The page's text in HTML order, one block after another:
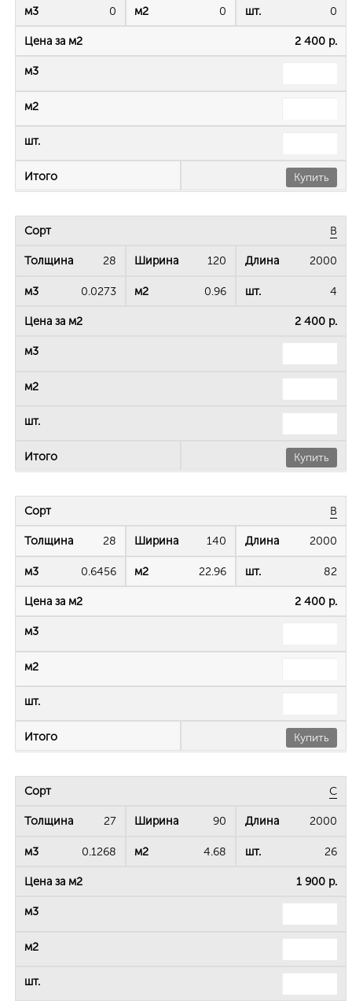
0 0 0
2 400 р.
Купить
B
28 120 2000
0.0273 0.96 4
2 400 р.
Купить
B
28 140 2000
0.6456 22.96 82
2 400 р.
Купить
C
27 90 2000
0.1268 4.68 26
1 900 р.